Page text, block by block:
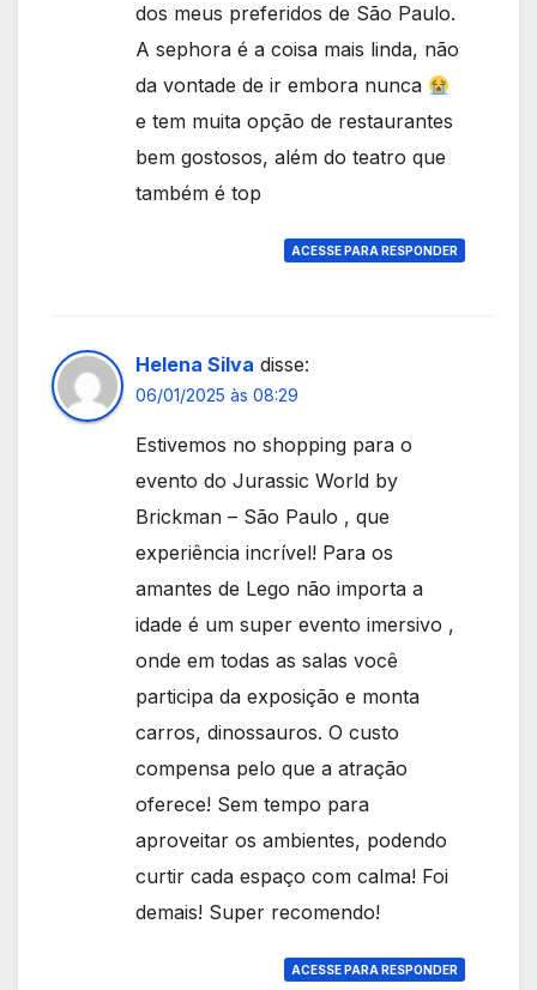
dos meus preferidos de São Paulo.
A sephora é a coisa mais linda, não
da vontade de ir embora nunca
e tem muita opção de restaurantes
bem gostosos, além do teatro que
também é top
ACESSE PARA RESPONDER
Helena Silva disse:
06/01/2025 às 08:29
Estivemos no shopping para o
evento do Jurassic World by
Brickman – São Paulo , que
experiência incrível! Para os
amantes de Lego não importa a
idade é um super evento imersivo ,
onde em todas as salas você
participa da exposição e monta
carros, dinossauros. O custo
compensa pelo que a atração
oferece! Sem tempo para
aproveitar os ambientes, podendo
curtir cada espaço com calma! Foi
demais! Super recomendo!
ACESSE PARA RESPONDER